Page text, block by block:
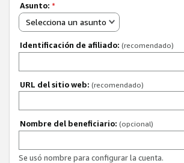
Asunto: *
Selecciona un asunto
Identificación de afiliado: (recomendado)
URL del sitio web: (recomendado)
Nombre del beneficiario: (opcional)
Se usó nombre para configurar la cuenta.